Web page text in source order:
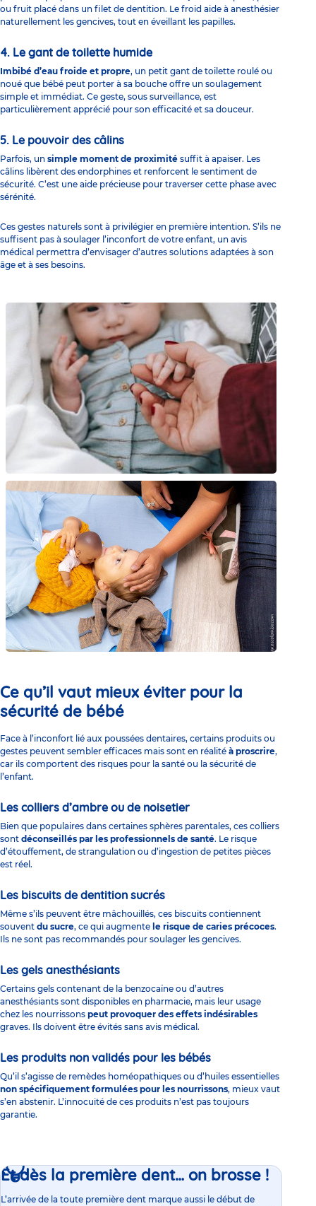
ou fruit placé dans un filet de dentition. Le froid aide à anesthésier
naturellement les gencives, tout en éveillant les papilles.
4. Le gant de toilette humide
Imbibé d’eau froide et propre, un petit gant de toilette roulé ou
noué que bébé peut porter à sa bouche offre un soulagement
simple et immédiat. Ce geste, sous surveillance, est
particulièrement apprécié pour son efficacité et sa douceur.
5. Le pouvoir des câlins
Parfois, un simple moment de proximité suffit à apaiser. Les
câlins libèrent des endorphines et renforcent le sentiment de
sécurité. C’est une aide précieuse pour traverser cette phase avec
sérénité.
Ces gestes naturels sont à privilégier en première intention. S’ils ne
suffisent pas à soulager l’inconfort de votre enfant, un avis
médical permettra d’envisager d’autres solutions adaptées à son
âge et à ses besoins.
Ce qu’il vaut mieux éviter pour la
sécurité de bébé
Face à l’inconfort lié aux poussées dentaires, certains produits ou
gestes peuvent sembler efficaces mais sont en réalité à proscrire,
car ils comportent des risques pour la santé ou la sécurité de
l’enfant.
Les colliers d’ambre ou de noisetier
Bien que populaires dans certaines sphères parentales, ces colliers
sont déconseillés par les professionnels de santé. Le risque
d’étouffement, de strangulation ou d’ingestion de petites pièces
est réel.
Les biscuits de dentition sucrés
Même s’ils peuvent être mâchouillés, ces biscuits contiennent
souvent du sucre, ce qui augmente le risque de caries précoces.
Ils ne sont pas recommandés pour soulager les gencives.
Les gels anesthésiants
Certains gels contenant de la benzocaïne ou d’autres
anesthésiants sont disponibles en pharmacie, mais leur usage
chez les nourrissons peut provoquer des effets indésirables
graves. Ils doivent être évités sans avis médical.
Les produits non validés pour les bébés
Qu’il s’agisse de remèdes homéopathiques ou d’huiles essentielles
non spécifiquement formulées pour les nourrissons, mieux vaut
s’en abstenir. L’innocuité de ces produits n’est pas toujours
garantie.
Et dès la première dent… on brosse !
L’arrivée de la toute première dent marque aussi le début de